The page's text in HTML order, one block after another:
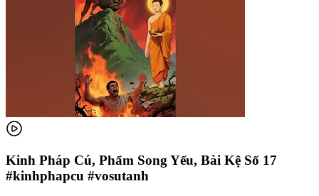
Kinh Pháp Cú, Phẩm Song Yếu, Bài Kệ Số 17
#kinhphapcu #vosutanh